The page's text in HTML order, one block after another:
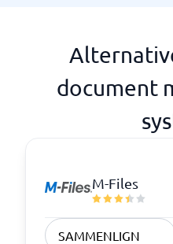
document
M-Files
SAMMENLIGN